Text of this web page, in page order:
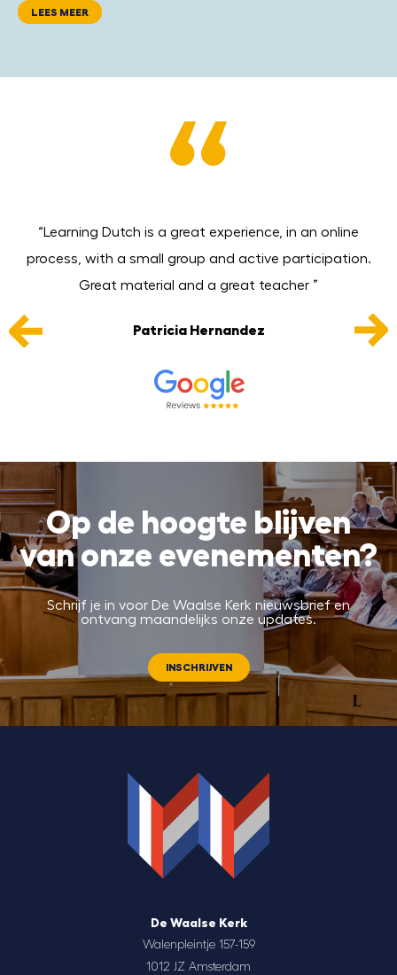
LEES MEER
“Learning Dutch is a great experience, in an online
process, with a small group and active participation.
Great material and a great teacher ”
Patricia Hernandez
Op de hoogte blijven
van onze evenementen?
Schrijf je in voor De Waalse Kerk nieuwsbrief en
ontvang maandelijks onze updates.
INSCHRIJVEN
De Waalse Kerk
Walenpleintje 157-159
1012 JZ Amsterdam